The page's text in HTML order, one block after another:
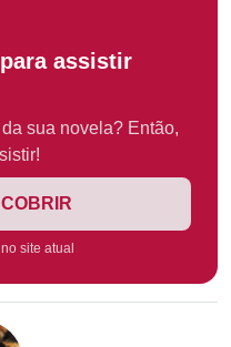
assistir
sua novela? Então,
site atual